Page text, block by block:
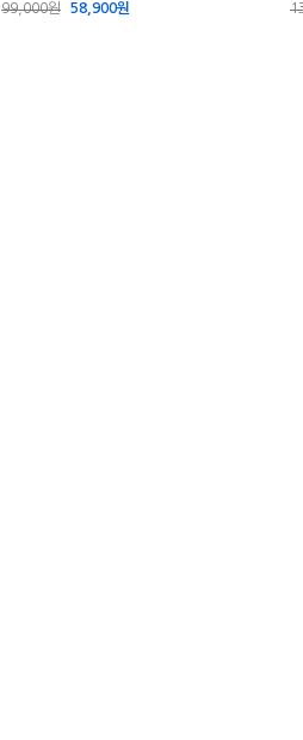
99,000원 58,900원